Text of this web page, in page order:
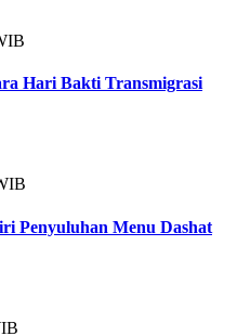
Hari Bakti Transmigrasi
Penyuluhan Menu Dashat